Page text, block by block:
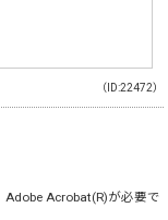
（ID:22472）
Adobe Acrobat(R)が必要で